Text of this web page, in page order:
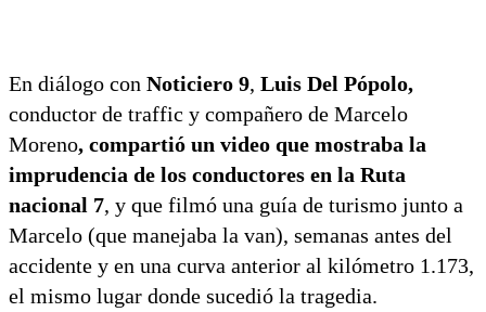
En diálogo con Noticiero 9, Luis Del Pópolo,
conductor de traffic y compañero de Marcelo
Moreno, compartió un video que mostraba la
imprudencia de los conductores en la Ruta
nacional 7, y que filmó una guía de turismo junto a
Marcelo (que manejaba la van), semanas antes del
accidente y en una curva anterior al kilómetro 1.173,
el mismo lugar donde sucedió la tragedia.